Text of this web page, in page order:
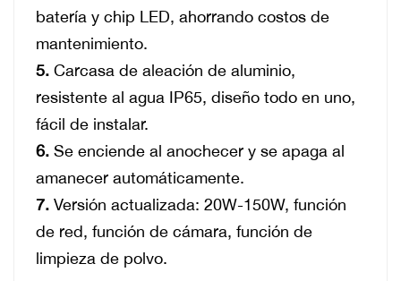
batería y chip LED, ahorrando costos de
mantenimiento.
5. Carcasa de aleación de aluminio,
resistente al agua IP65, diseño todo en uno,
fácil de instalar.
6. Se enciende al anochecer y se apaga al
amanecer automáticamente.
7. Versión actualizada: 20W-150W, función
de red, función de cámara, función de
limpieza de polvo.